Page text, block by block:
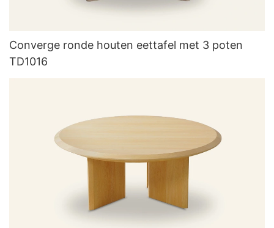
Converge ronde houten eettafel met 3 poten
TD1016